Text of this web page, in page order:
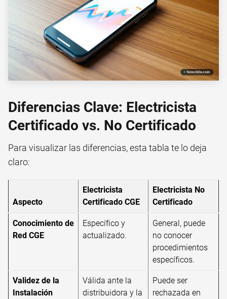
Diferencias Clave: Electricista
Certificado vs. No Certificado
Para visualizar las diferencias, esta tabla te lo deja
claro:
Aspecto
Electricista
Certificado CGE
Electricista No
Certificado
Conocimiento de
Red CGE
Específico y
actualizado.
General, puede
no conocer
procedimientos
específicos.
Validez de la
Instalación
Válida ante la
distribuidora y la
Puede ser
rechazada en